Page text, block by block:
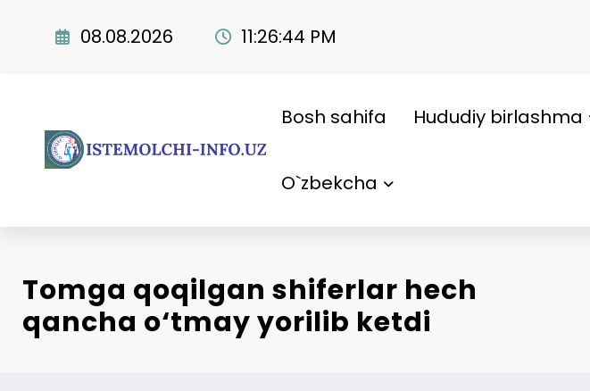
08.08.2026 11:26:45 PM
Bosh sahifa Hududiy birlashma
O`zbekcha
Tomga qoqilgan shiferlar hech
qancha o‘tmay yorilib ketdi